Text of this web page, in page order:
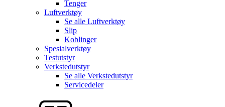
Tenger
Luftverktøy
Se alle Luftverktøy
Slip
Koblinger
Spesialverktøy
Testutstyr
Verkstedutstyr
Se alle Verkstedutstyr
Servicedeler